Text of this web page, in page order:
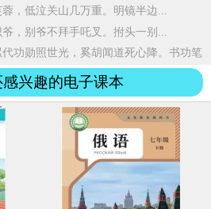
，低泣关山几万重。明镜半边...
，别爷不拜手吒叉。拊头一别...
代功勋照世光，奚胡闻道死心降。书功笔
兴趣的电子课本